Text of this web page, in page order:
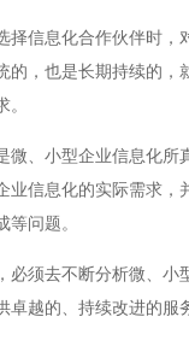
信息化合作伙伴时，
，也是长期持续的，
、小型企业信息化所
信息化的实际需求
问题。
须去不断分析微、小
越的、持续改进的